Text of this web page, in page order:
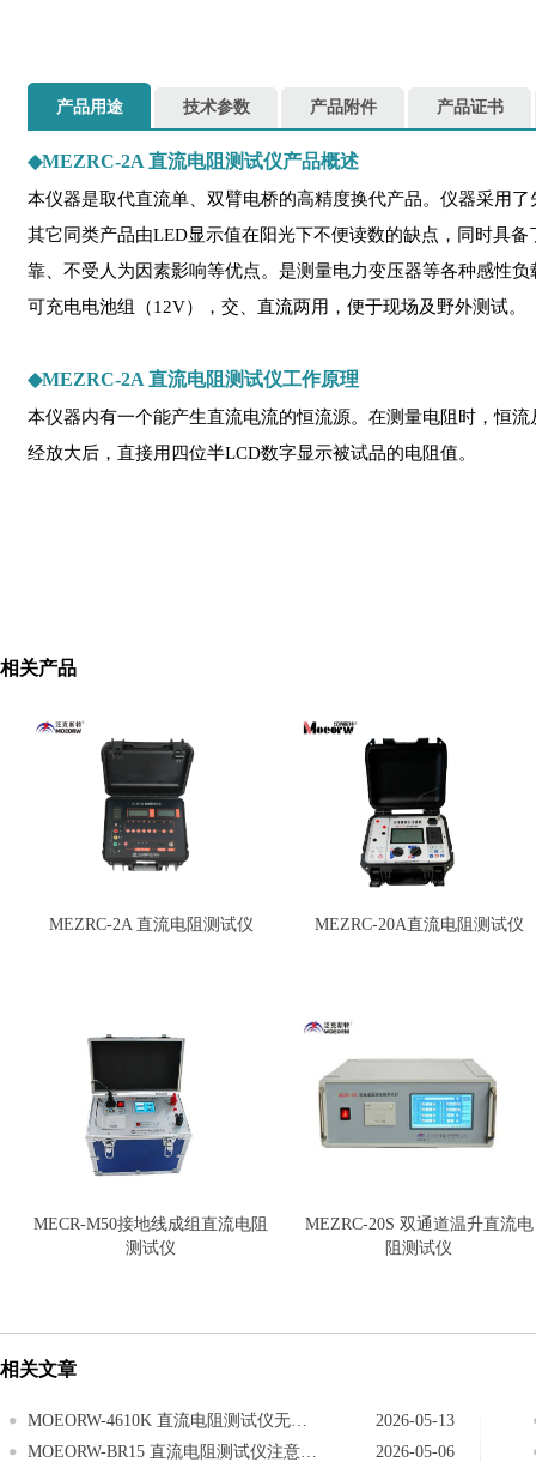
产品用途 技术参数 产品附件 产品证书
◆MEZRC-2A 直流电阻测试仪产品概述
本仪器是取代直流单、双臂电桥的高精度换代产品。仪器采用
其它同类产品由LED显示值在阳光下不便读数的缺点，同时具
靠、不受人为因素影响等优点。是测量电力变压器等各种感性
可充电电池组（12V），交、直流两用，便于现场及野外测试。
◆MEZRC-2A 直流电阻测试仪工作原理
本仪器内有一个能产生直流电流的恒流源。在测量电阻时，恒
经放大后，直接用四位半LCD数字显示被试品的电阻值。
相关产品
MEZRC-2A 直流电阻测试仪 MEZRC-20A直流电阻测试仪
MECR-M50接地线成组直流电阻
测试仪
MEZRC-20S 双通道温升直流电
阻测试仪
相关文章
MOEORW-4610K 直流电阻测试仪无线温度采集器
2026-05-13
MOEORW-BR15 直流电阻测试仪注意事项
2026-05-06